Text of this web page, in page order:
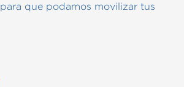
que podamos movilizar tus